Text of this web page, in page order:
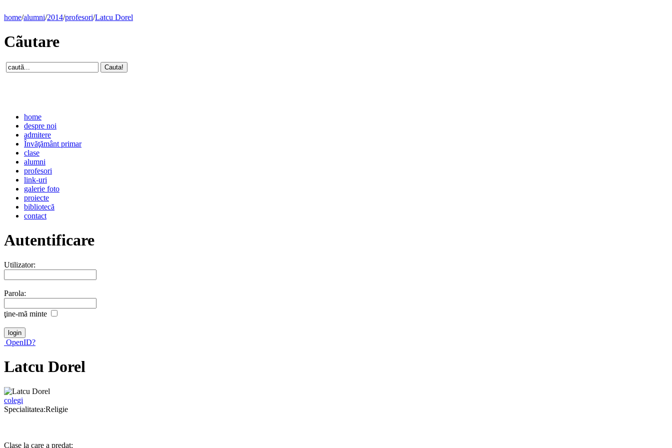
home/alumni/2014/profesori/Latcu Dorel
Cãutare
home
despre noi
admitere
Învăţământ primar
clase
alumni
profesori
link-uri
galerie foto
proiecte
bibliotecă
contact
Autentificare
Utilizator:
Parola:
ţine-mã minte
OpenID?
Latcu Dorel
colegi
Specialitatea:Religie
Clase la care a predat: